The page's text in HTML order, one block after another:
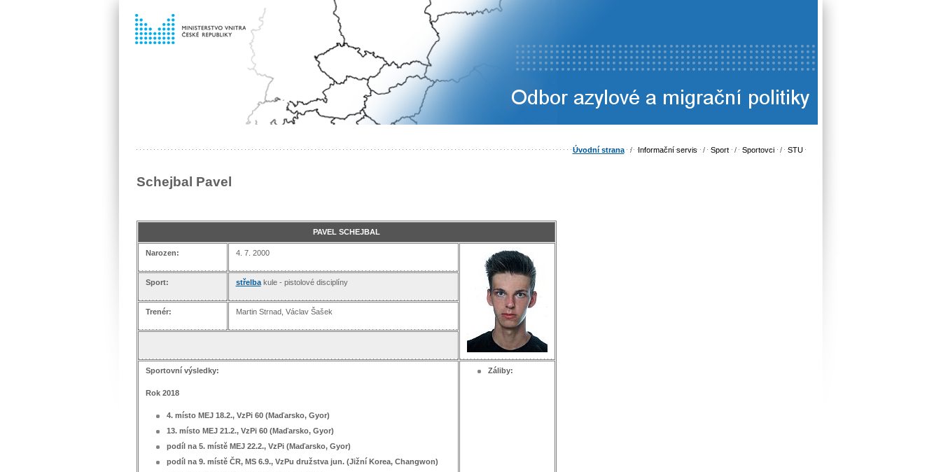
Úvodní strana / Informační servis / Sport / Sportovci / STU
Schejbal Pavel
PAVEL SCHEJBAL
Narozen: 4. 7. 2000
Sport: střelbakule - pistolové disciplíny
Trenér: Martin Strnad, Václav Šašek
Sportovní výsledky:
Rok 2018
4. místo MEJ 18.2., VzPi 60 (Maďarsko, Gyor)
13. místo MEJ 21.2., VzPi 60 (Maďarsko, Gyor)
podíl na 5. místě MEJ 22.2., VzPi (Maďarsko, Gyor)
podíl na 9. místě ČR, MS 6.9., VzPu družstva jun. (Jižní Korea, Changwon)
Záliby: